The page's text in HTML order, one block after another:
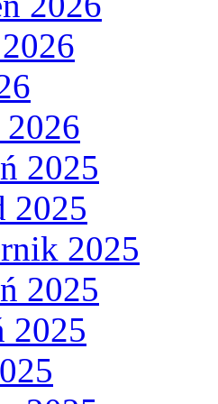
2026
2025
2025
2025
2025
2025